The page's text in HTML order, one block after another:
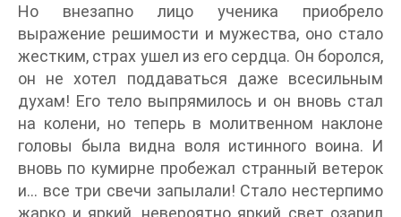
Но внезапно лицо ученика приобрело
выражение решимости и мужества, оно стало
жестким, страх ушел из его сердца. Он боролся,
он не хотел поддаваться даже всесильным
духам! Его тело выпрямилось и он вновь стал
на колени, но теперь в молитвенном наклоне
головы была видна воля истинного воина. И
вновь по кумирне пробежал странный ветерок
и… все три свечи запылали! Стало нестерпимо
жарко и яркий, невероятно яркий свет озарил